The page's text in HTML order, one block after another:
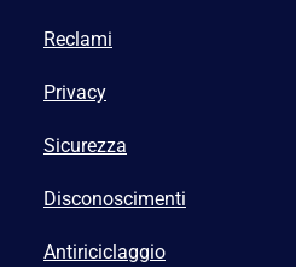
Reclami
Privacy
Sicurezza
Disconoscimenti
Antiriciclaggio